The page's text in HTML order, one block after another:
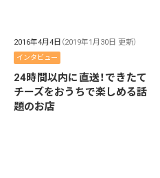
2016年4月4日 （2019年1月30日 更新）
インタビュー
24時間以内に直送！できたて
チーズをおうちで楽しめる話
題のお店